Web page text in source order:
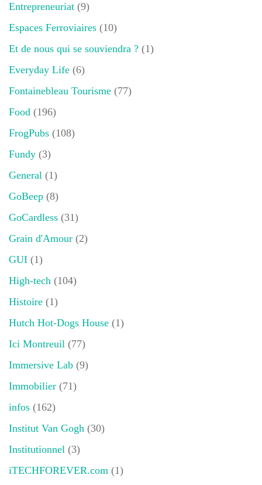
Entrepreneuriat (9)
Espaces Ferroviaires (10)
Et de nous qui se souviendra ? (1)
Everyday Life (6)
Fontainebleau Tourisme (77)
Food (196)
FrogPubs (108)
Fundy (3)
General (1)
GoBeep (8)
GoCardless (31)
Grain d'Amour (2)
GUI (1)
High-tech (104)
Histoire (1)
Hutch Hot-Dogs House (1)
Ici Montreuil (77)
Immersive Lab (9)
Immobilier (71)
infos (162)
Institut Van Gogh (30)
Institutionnel (3)
iTECHFOREVER.com (1)